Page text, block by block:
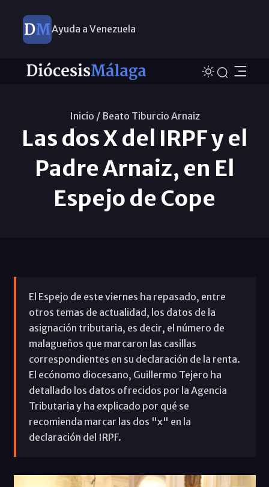
Ayuda a Venezuela
Inicio / Beato Tiburcio Arnaiz
Las dos X del IRPF y el
Padre Arnaiz, en El
Espejo de Cope
El Espejo de este viernes ha repasado, entre
otros temas de actualidad, los datos de la
asignación tributaria, es decir, el número de
malagueños que marcaron las casillas
correspondientes en su declaración de la renta.
El ecónomo diocesano, Guillermo Tejero ha
detallado los datos ofrecidos por la Agencia
Tributaria y ha explicado por qué se
recomienda marcar las dos "x" en la
declaración del IRPF.